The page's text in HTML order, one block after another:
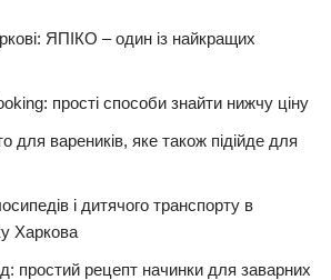
ЯПІКО – один із найкращих
прості способи знайти нижчу ціну
для вареників, яке також підійде для
і дитячого транспорту в
Харкова
простий рецепт начинки для заварних